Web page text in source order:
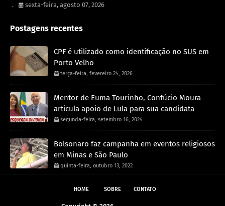
. sexta-feira, agosto 07, 2026
Postagens recentes
CPF é utilizado como identificação no SUS em
Porto Velho
terça-feira, fevereiro 24, 2026
Mentor de Euma Tourinho, Confúcio Moura
articula apoio de Lula para sua candidata
segunda-feira, setembro 16, 2024
Bolsonaro faz campanha em eventos religiosos
em Minas e São Paulo
quinta-feira, outubro 13, 2022
HOME SOBRE CONTATO